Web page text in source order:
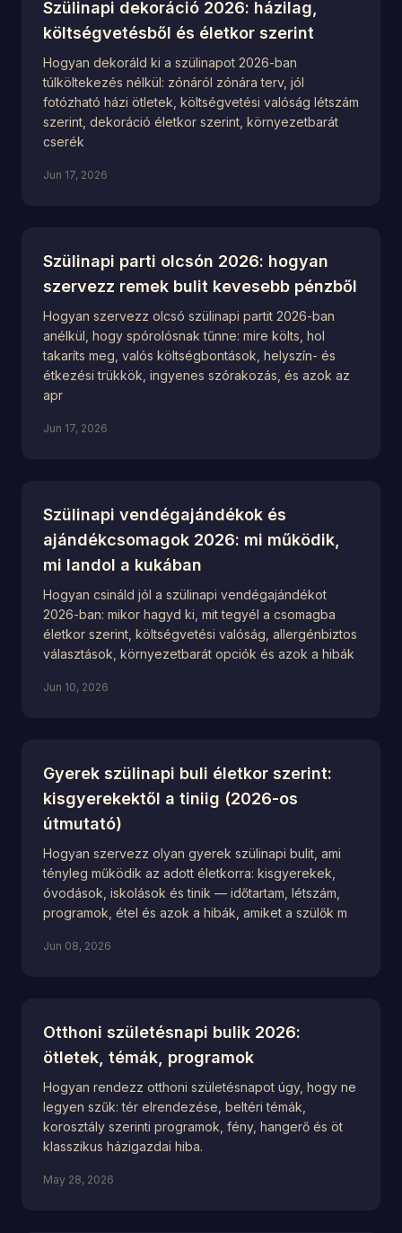
Szülinapi dekoráció 2026: házilag,
költségvetésből és életkor szerint
Hogyan dekoráld ki a szülinapot 2026-ban
túlköltekezés nélkül: zónáról zónára terv, jól
fotózható házi ötletek, költségvetési valóság létszám
szerint, dekoráció életkor szerint, környezetbarát
cserék
Jun 17, 2026
Szülinapi parti olcsón 2026: hogyan
szervezz remek bulit kevesebb pénzből
Hogyan szervezz olcsó szülinapi partit 2026-ban
anélkül, hogy spórolósnak tűnne: mire költs, hol
takaríts meg, valós költségbontások, helyszín- és
étkezési trükkök, ingyenes szórakozás, és azok az
apr
Jun 17, 2026
Szülinapi vendégajándékok és
ajándékcsomagok 2026: mi működik,
mi landol a kukában
Hogyan csináld jól a szülinapi vendégajándékot
2026-ban: mikor hagyd ki, mit tegyél a csomagba
életkor szerint, költségvetési valóság, allergénbiztos
választások, környezetbarát opciók és azok a hibák
Jun 10, 2026
Gyerek szülinapi buli életkor szerint:
kisgyerekektől a tiniig (2026-os
útmutató)
Hogyan szervezz olyan gyerek szülinapi bulit, ami
tényleg működik az adott életkorra: kisgyerekek,
óvodások, iskolások és tinik — időtartam, létszám,
programok, étel és azok a hibák, amiket a szülők m
Jun 08, 2026
Otthoni születésnapi bulik 2026:
ötletek, témák, programok
Hogyan rendezz otthoni születésnapot úgy, hogy ne
legyen szűk: tér elrendezése, beltéri témák,
korosztály szerinti programok, fény, hangerő és öt
klasszikus házigazdai hiba.
May 28, 2026